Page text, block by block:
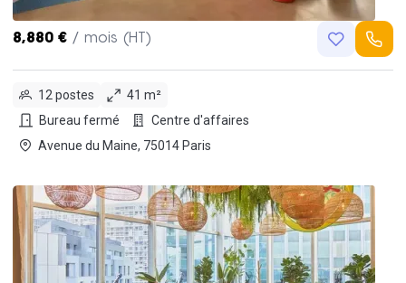
8,880 € / mois (HT)
12 postes
41 m²
Bureau fermé
Centre d'affaires
Avenue du Maine, 75014 Paris